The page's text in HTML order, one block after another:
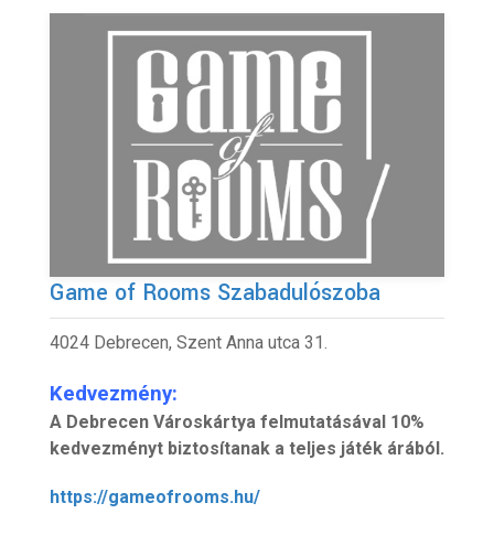
Game of Rooms Szabadulószoba
4024 Debrecen, Szent Anna utca 31.
Kedvezmény:
A Debrecen Városkártya felmutatásával 10%
kedvezményt biztosítanak a teljes játék árából.
https://gameofrooms.hu/